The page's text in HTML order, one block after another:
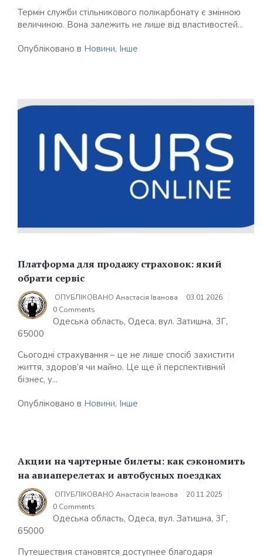
Термін служби стільникового полікарбонату є змінною
величиною. Вона залежить не лише від властивостей...
Опубліковано в Новини, Інше
Платформа для продажу страховок: який
обрати сервіс
ОПУБЛІКОВАНО Анастасія Іванова
03.01.2026
0 Comments
Одеська область, Одеса, вул. Затишна, 3Г,
65000
Сьогодні страхування – це не лише спосіб захистити
життя, здоров’я чи майно. Це ще й перспективний
бізнес, у...
Опубліковано в Новини, Інше
Акции на чартерные билеты: как сэкономить
на авиаперелетах и автобусных поездках
ОПУБЛІКОВАНО Анастасія Іванова
20.11.2025
0 Comments
Одеська область, Одеса, вул. Затишна, 3Г,
65000
Путешествия становятся доступнее благодаря